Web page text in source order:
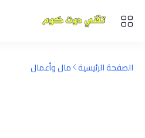
الصفحة الرئيسية مال وأعمال